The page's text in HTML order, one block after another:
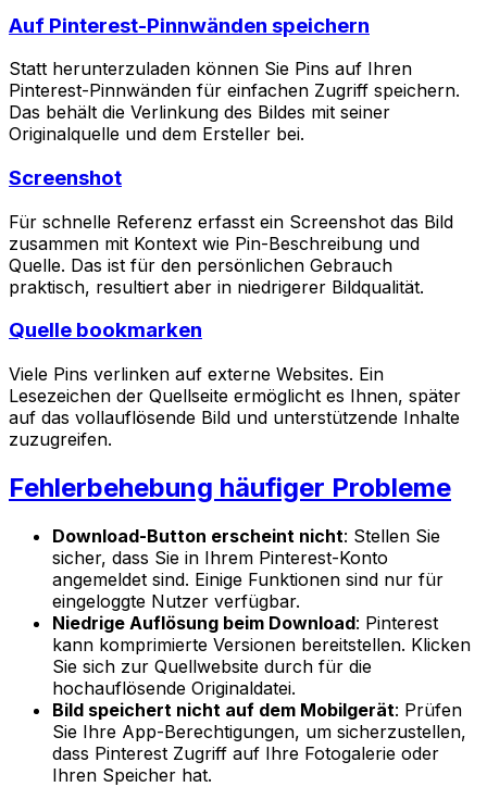
Auf Pinterest-Pinnwänden speichern
Statt herunterzuladen können Sie Pins auf Ihren
Pinterest-Pinnwänden für einfachen Zugriff speichern.
Das behält die Verlinkung des Bildes mit seiner
Originalquelle und dem Ersteller bei.
Screenshot
Für schnelle Referenz erfasst ein Screenshot das Bild
zusammen mit Kontext wie Pin-Beschreibung und
Quelle. Das ist für den persönlichen Gebrauch
praktisch, resultiert aber in niedrigerer Bildqualität.
Quelle bookmarken
Viele Pins verlinken auf externe Websites. Ein
Lesezeichen der Quellseite ermöglicht es Ihnen, später
auf das vollauflösende Bild und unterstützende Inhalte
zuzugreifen.
Fehlerbehebung häufiger Probleme
Download-Button erscheint nicht: Stellen Sie
sicher, dass Sie in Ihrem Pinterest-Konto
angemeldet sind. Einige Funktionen sind nur für
eingeloggte Nutzer verfügbar.
Niedrige Auflösung beim Download: Pinterest
kann komprimierte Versionen bereitstellen. Klicken
Sie sich zur Quellwebsite durch für die
hochauflösende Originaldatei.
Bild speichert nicht auf dem Mobilgerät: Prüfen
Sie Ihre App-Berechtigungen, um sicherzustellen,
dass Pinterest Zugriff auf Ihre Fotogalerie oder
Ihren Speicher hat.